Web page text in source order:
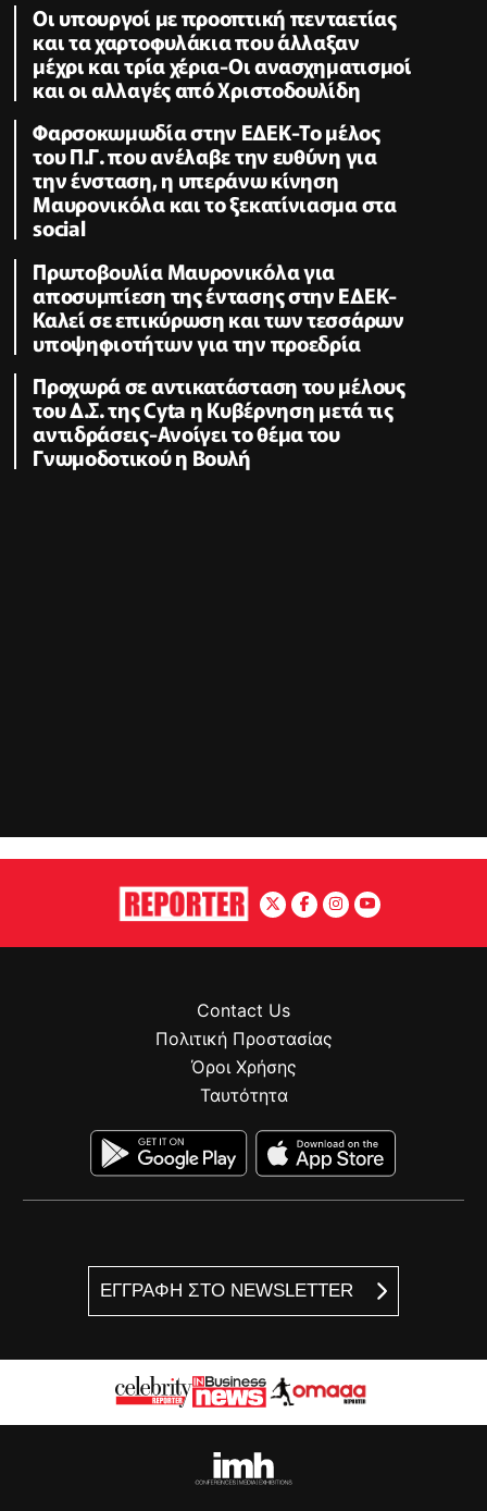
Οι υπουργοί με προοπτική πενταετίας
και τα χαρτοφυλάκια που άλλαξαν
μέχρι και τρία χέρια-Οι ανασχηματισμοί
και οι αλλαγές από Χριστοδουλίδη
Φαρσοκωμωδία στην ΕΔΕΚ-Το μέλος
του Π.Γ. που ανέλαβε την ευθύνη για
την ένσταση, η υπεράνω κίνηση
Μαυρονικόλα και το ξεκατίνιασμα στα
social
Πρωτοβουλία Μαυρονικόλα για
αποσυμπίεση της έντασης στην ΕΔΕΚ-
Καλεί σε επικύρωση και των τεσσάρων
υποψηφιοτήτων για την προεδρία
Προχωρά σε αντικατάσταση του μέλους
του Δ.Σ. της Cyta η Κυβέρνηση μετά τις
αντιδράσεις-Ανοίγει το θέμα του
Γνωμοδοτικού η Βουλή
ΕΓΓΡΑΦΗ ΣΤΟ NEWSLETTER
Contact Us
Πολιτική Προστασίας
Όροι Χρήσης
Ταυτότητα